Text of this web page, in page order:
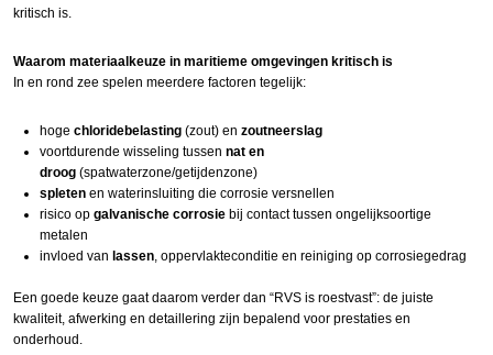
kritisch is.
Waarom materiaalkeuze in maritieme omgevingen kritisch is
In en rond zee spelen meerdere factoren tegelijk:
hoge chloridebelasting (zout) en zoutneerslag
voortdurende wisseling tussen nat en
droog (spatwaterzone/getijdenzone)
spleten en waterinsluiting die corrosie versnellen
risico op galvanische corrosie bij contact tussen ongelijksoortige
metalen
invloed van lassen, oppervlakteconditie en reiniging op corrosiegedrag
Een goede keuze gaat daarom verder dan “RVS is roestvast”: de juiste
kwaliteit, afwerking en detaillering zijn bepalend voor prestaties en
onderhoud.